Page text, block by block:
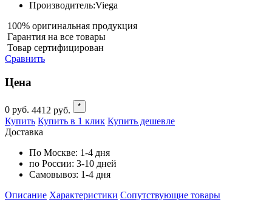
Производитель:Viega
100% оригинальная продукция
Гарантия на все товары
Товар сертифицирован
Сравнить
Цена
0 руб. 4412 руб. *
Купить Купить в 1 клик Купить дешевле
Доставка
По Москве: 1-4 дня
по России: 3-10 дней
Самовывоз: 1-4 дня
Описание Характеристики Cопутствующие товары